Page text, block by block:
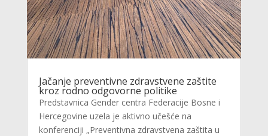
Jačanje preventivne zdravstvene zaštite
kroz rodno odgovorne politike
Predstavnica Gender centra Federacije Bosne i
Hercegovine uzela je aktivno učešće na
konferenciji „Preventivna zdravstvena zaštita u